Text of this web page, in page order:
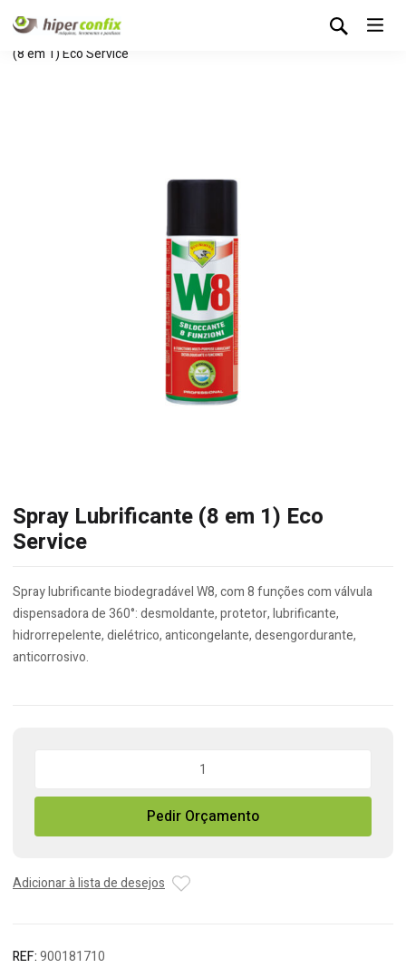
Início Loja Hipertintas
Spray Lubrificante
(8 em 1) Eco Service
Spray Lubrificante (8 em 1) Eco
Service
Spray lubrificante biodegradável W8, com 8 funções com válvula
dispensadora de 360°: desmoldante, protetor, lubrificante,
hidrorrepelente, dielétrico, anticongelante, desengordurante,
anticorrosivo.
Spray
(8
1)
Pedir Orçamento
Adicionar à lista de desejos
REF:900181710